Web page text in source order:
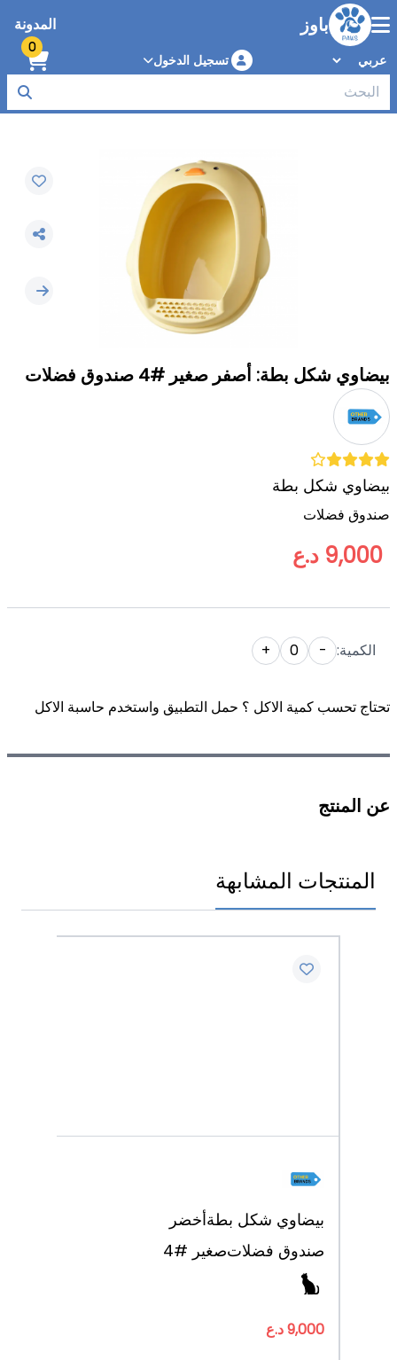
باوز المدونة
تسجيل الدخول
0
بيضاوي شكل بطة: أصفر صغير #4 صندوق فضلات
بيضاوي شكل بطة
صندوق فضلات
9,000 د.ع
الكمية: -
0
+
تحتاج تحسب كمية الاكل ؟ حمل التطبيق واستخدم حاسبة الاكل
عن المنتج
المنتجات المشابهة
بيضاوي شكل بطةأخضر
صندوق فضلاتصغير #4
9,000 د.ع